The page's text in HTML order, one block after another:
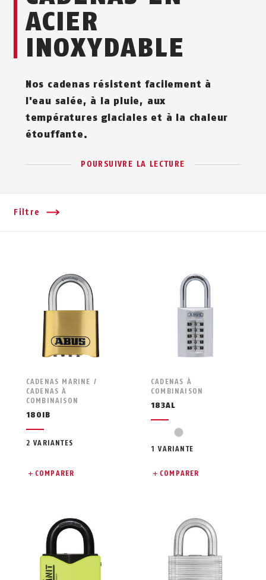
ACIER
INOXYDABLE
Nos cadenas résistent facilement à
l'eau salée, à la pluie, aux
températures glaciales et à la chaleur
étouffante.
POURSUIVRE LA LECTURE
Filtre
CADENAS MARINE /
CADENAS À
COMBINAISON
180IB
2 VARIANTES
COMPARER
CADENAS À
COMBINAISON
183AL
argent
1 VARIANTE
COMPARER